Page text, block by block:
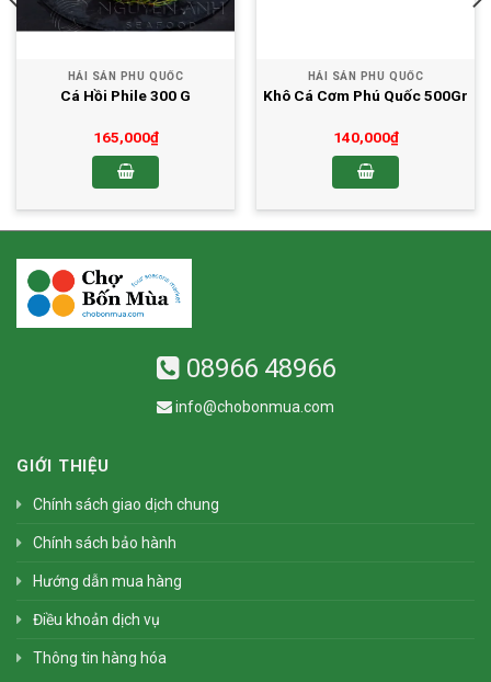
HẢI SẢN PHÚ QUỐC
Cá Hồi Phile 300 G
165,000₫
HẢI SẢN PHÚ QUỐC
Khô Cá Cơm Phú Quốc 500Gr
140,000₫
08966 48966
info@chobonmua.com
GIỚI THIỆU
Chính sách giao dịch chung
Chính sách bảo hành
Hướng dẫn mua hàng
Điều khoản dịch vụ
Thông tin hàng hóa